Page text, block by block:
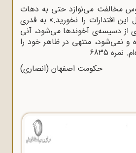
کوس مخالفت می‌نوازد حتی به دهات
اقتدارات را نخورید.» به قدری
از دسیسه‌ی آخوندها می‌شود، آنی
و نمی‌شود، منتهی در ظاهر خود را
6835
حکومت اصفهان (انصاری)